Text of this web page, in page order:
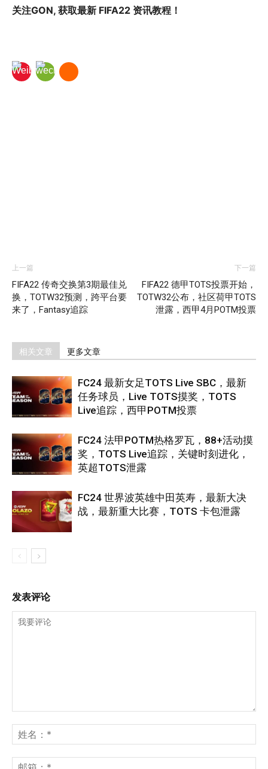
关注GON, 获取最新 FIFA22 资讯教程！
上一篇
FIFA22 传奇交换第3期最佳兑
换，TOTW32预测，跨平台要
来了，Fantasy追踪
下一篇
FIFA22 德甲TOTS投票开始，
TOTW32公布，社区荷甲TOTS
泄露，西甲4月POTM投票
相关文章 更多文章
FC24 最新女足TOTS Live SBC，最新
任务球员，Live TOTS摸奖，TOTS
Live追踪，西甲POTM投票
FC24 法甲POTM热格罗瓦，88+活动摸
奖，TOTS Live追踪，关键时刻进化，
英超TOTS泄露
FC24 世界波英雄中田英寿，最新大决
战，最新重大比赛，TOTS 卡包泄露
发表评论